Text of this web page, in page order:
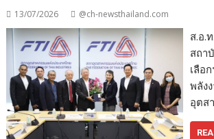
13/07/2026 @ch-newsthailand.com
ส.อ.
สถา
เลือ
พลัง
อุตส